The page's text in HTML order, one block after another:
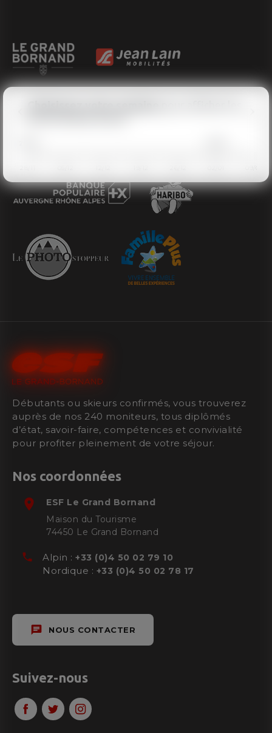
Débutants ou skieurs confirmés, vous trouverez
auprès de nos 240 moniteurs, tous diplômés
d’état, savoir-faire, compétences et convivialité
pour profiter pleinement de votre séjour.
Nos coordonnées
room ESF Le Grand Bornand
Maison du Tourisme
74450 Le Grand Bornand
phone Alpin : +33 (0)4 50 02 79 10
Nordique : +33 (0)4 50 02 78 17
chat NOUS CONTACTER
Suivez-nous